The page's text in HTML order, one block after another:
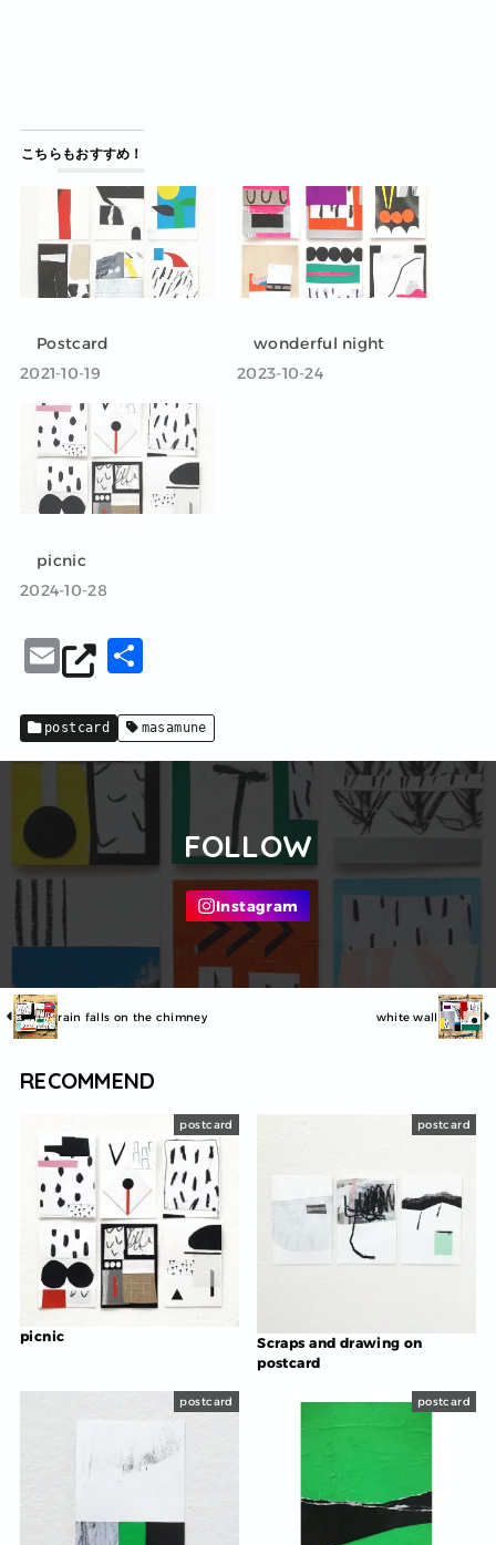
こちらもおすすめ！
Postcard
2021-10-19
wonderful night
2023-10-24
picnic
2024-10-28
E
m
ai
l
postcard masamune
FOLLOW
rain falls on the chimney white wall
RECOMMEND
postcard
picnic
postcard
Scraps and drawing on
postcard
postcard postcard